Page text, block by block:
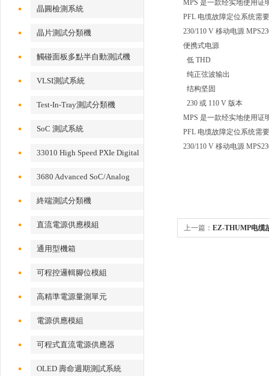
500x
晶圓檢測系統
晶片測試分類機
觸碰面板多點半自動測試機
VLSI測試系統
Test-In-Tray測試分類機
SoC 測試系統
33010 High Speed PXIe Digital
3680 Advanced SoC/Analog
Test System
終端測試分類機
直流電源供應模組
通用型機箱
可程控邏輯腳位模組
高精準電源量測單元
電源供應模組
可程式直流電源供應器
OLED 壽命週期測試系統
MPS 是一款经实地使用证
PFL 电缆故障定位系统需
230/110 V 移动电源
便携式电源
低 THD
纯正弦波输出
结构坚固
230 或 110 V 版本
MPS 是一款经实地使用证
PFL 电缆故障定位系统需
230/110 V 移动电源
上一篇： EZ-THUMP电缆